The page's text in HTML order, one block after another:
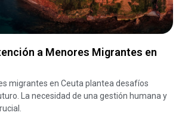
a Menores Migrantes en
migrantes en Ceuta plantea desafíos
La necesidad de una gestión humana y